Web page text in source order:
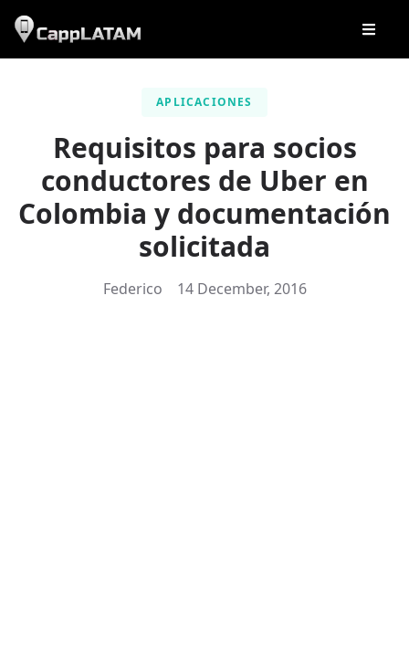
APLICACIONES
Requisitos para socios
conductores de Uber en
Colombia y documentación
solicitada
Federico 14 December, 2016